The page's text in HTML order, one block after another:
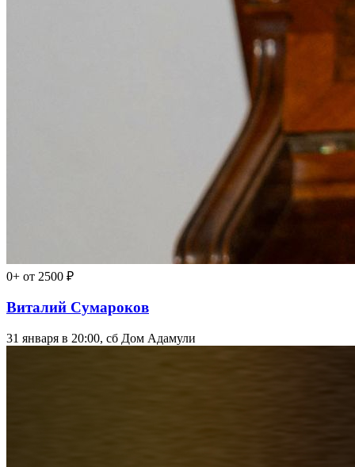
0+ от 2500 ₽
Виталий Сумароков
31 января в 20:00, сб Дом Адамули